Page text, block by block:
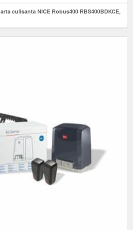
culisanta NICE Robus400 RBS400BDKCE,